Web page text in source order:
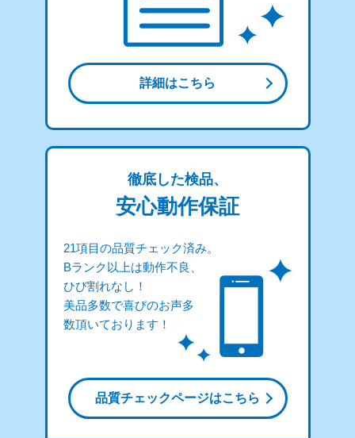
詳細はこちら
徹底した検品、
安心動作保証
21項目の品質チェック済み。
Bランク以上は動作不良、
ひび割れなし！
美品多数で喜びのお声多
数頂いております！
品質チェックページはこちら